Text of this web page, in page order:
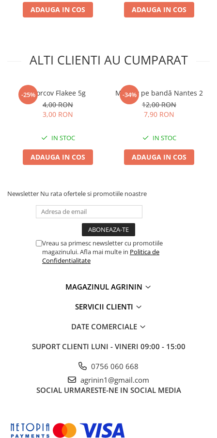
Plase plante
Raticide
Spray si intretinere
Vinificatie
Produse Bricolaj
Acumulatori si Incarcatoare
Baros / Ciocan / Topor
Cantare
Centuri/chingi
Colier / Faseta
Demarouri drujba
Feronerie si accesorii
Hranitoare/ Adapatoare
ADAUGA IN COS ADAUGA IN COS
ALTI CLIENTI AU CUMPARAT
-25%Morcov Flakee 5g
4,00 RON
3,00 RON
IN STOC
ADAUGA IN COS
-34%
Morcov pe bandă Nantes 2
12,00 RON
7,90 RON
IN STOC
ADAUGA IN COS
Newsletter Nu rata ofertele si promotiile noastre
Vreau sa primesc newsletter cu promotiile
magazinului. Afla mai multe in Politica de
Confidentialitate
MAGAZINUL AGRININ
SERVICII CLIENTI
DATE COMERCIALE
SUPORT CLIENTI LUNI - VINERI 09:00 - 15:00
0756 060 668
agrinin1@gmail.com
SOCIAL URMARESTE-NE IN SOCIAL MEDIA